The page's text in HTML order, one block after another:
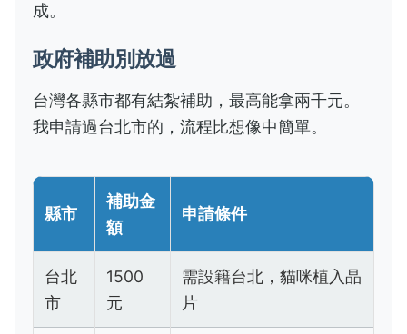
成。
政府補助別放過
台灣各縣市都有結紮補助，最高能拿兩千元。
我申請過台北市的，流程比想像中簡單。
縣市
補助金
額
申請條件
台北
市
1500
元
需設籍台北，貓咪植入晶
片